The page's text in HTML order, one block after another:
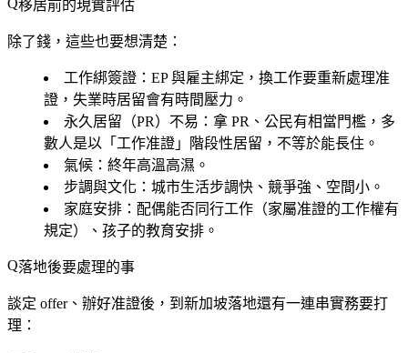
移居前的現實評估
除了錢，這些也要想清楚：
工作綁簽證 ：EP 與雇主綁定，換工作要重新處理准
證，失業時居留會有時間壓力。
永久居留（PR）不易 ：拿 PR、公民有相當門檻，多
數人是以「工作准證」階段性居留，不等於能長住。
氣候 ：終年高溫高濕。
步調與文化 ：城市生活步調快、競爭強、空間小。
家庭安排 ：配偶能否同行工作（家屬准證的工作權有
規定）、孩子的教育安排。
落地後要處理的事
談定 offer、辦好准證後，到新加坡落地還有一連串實務要打
理：